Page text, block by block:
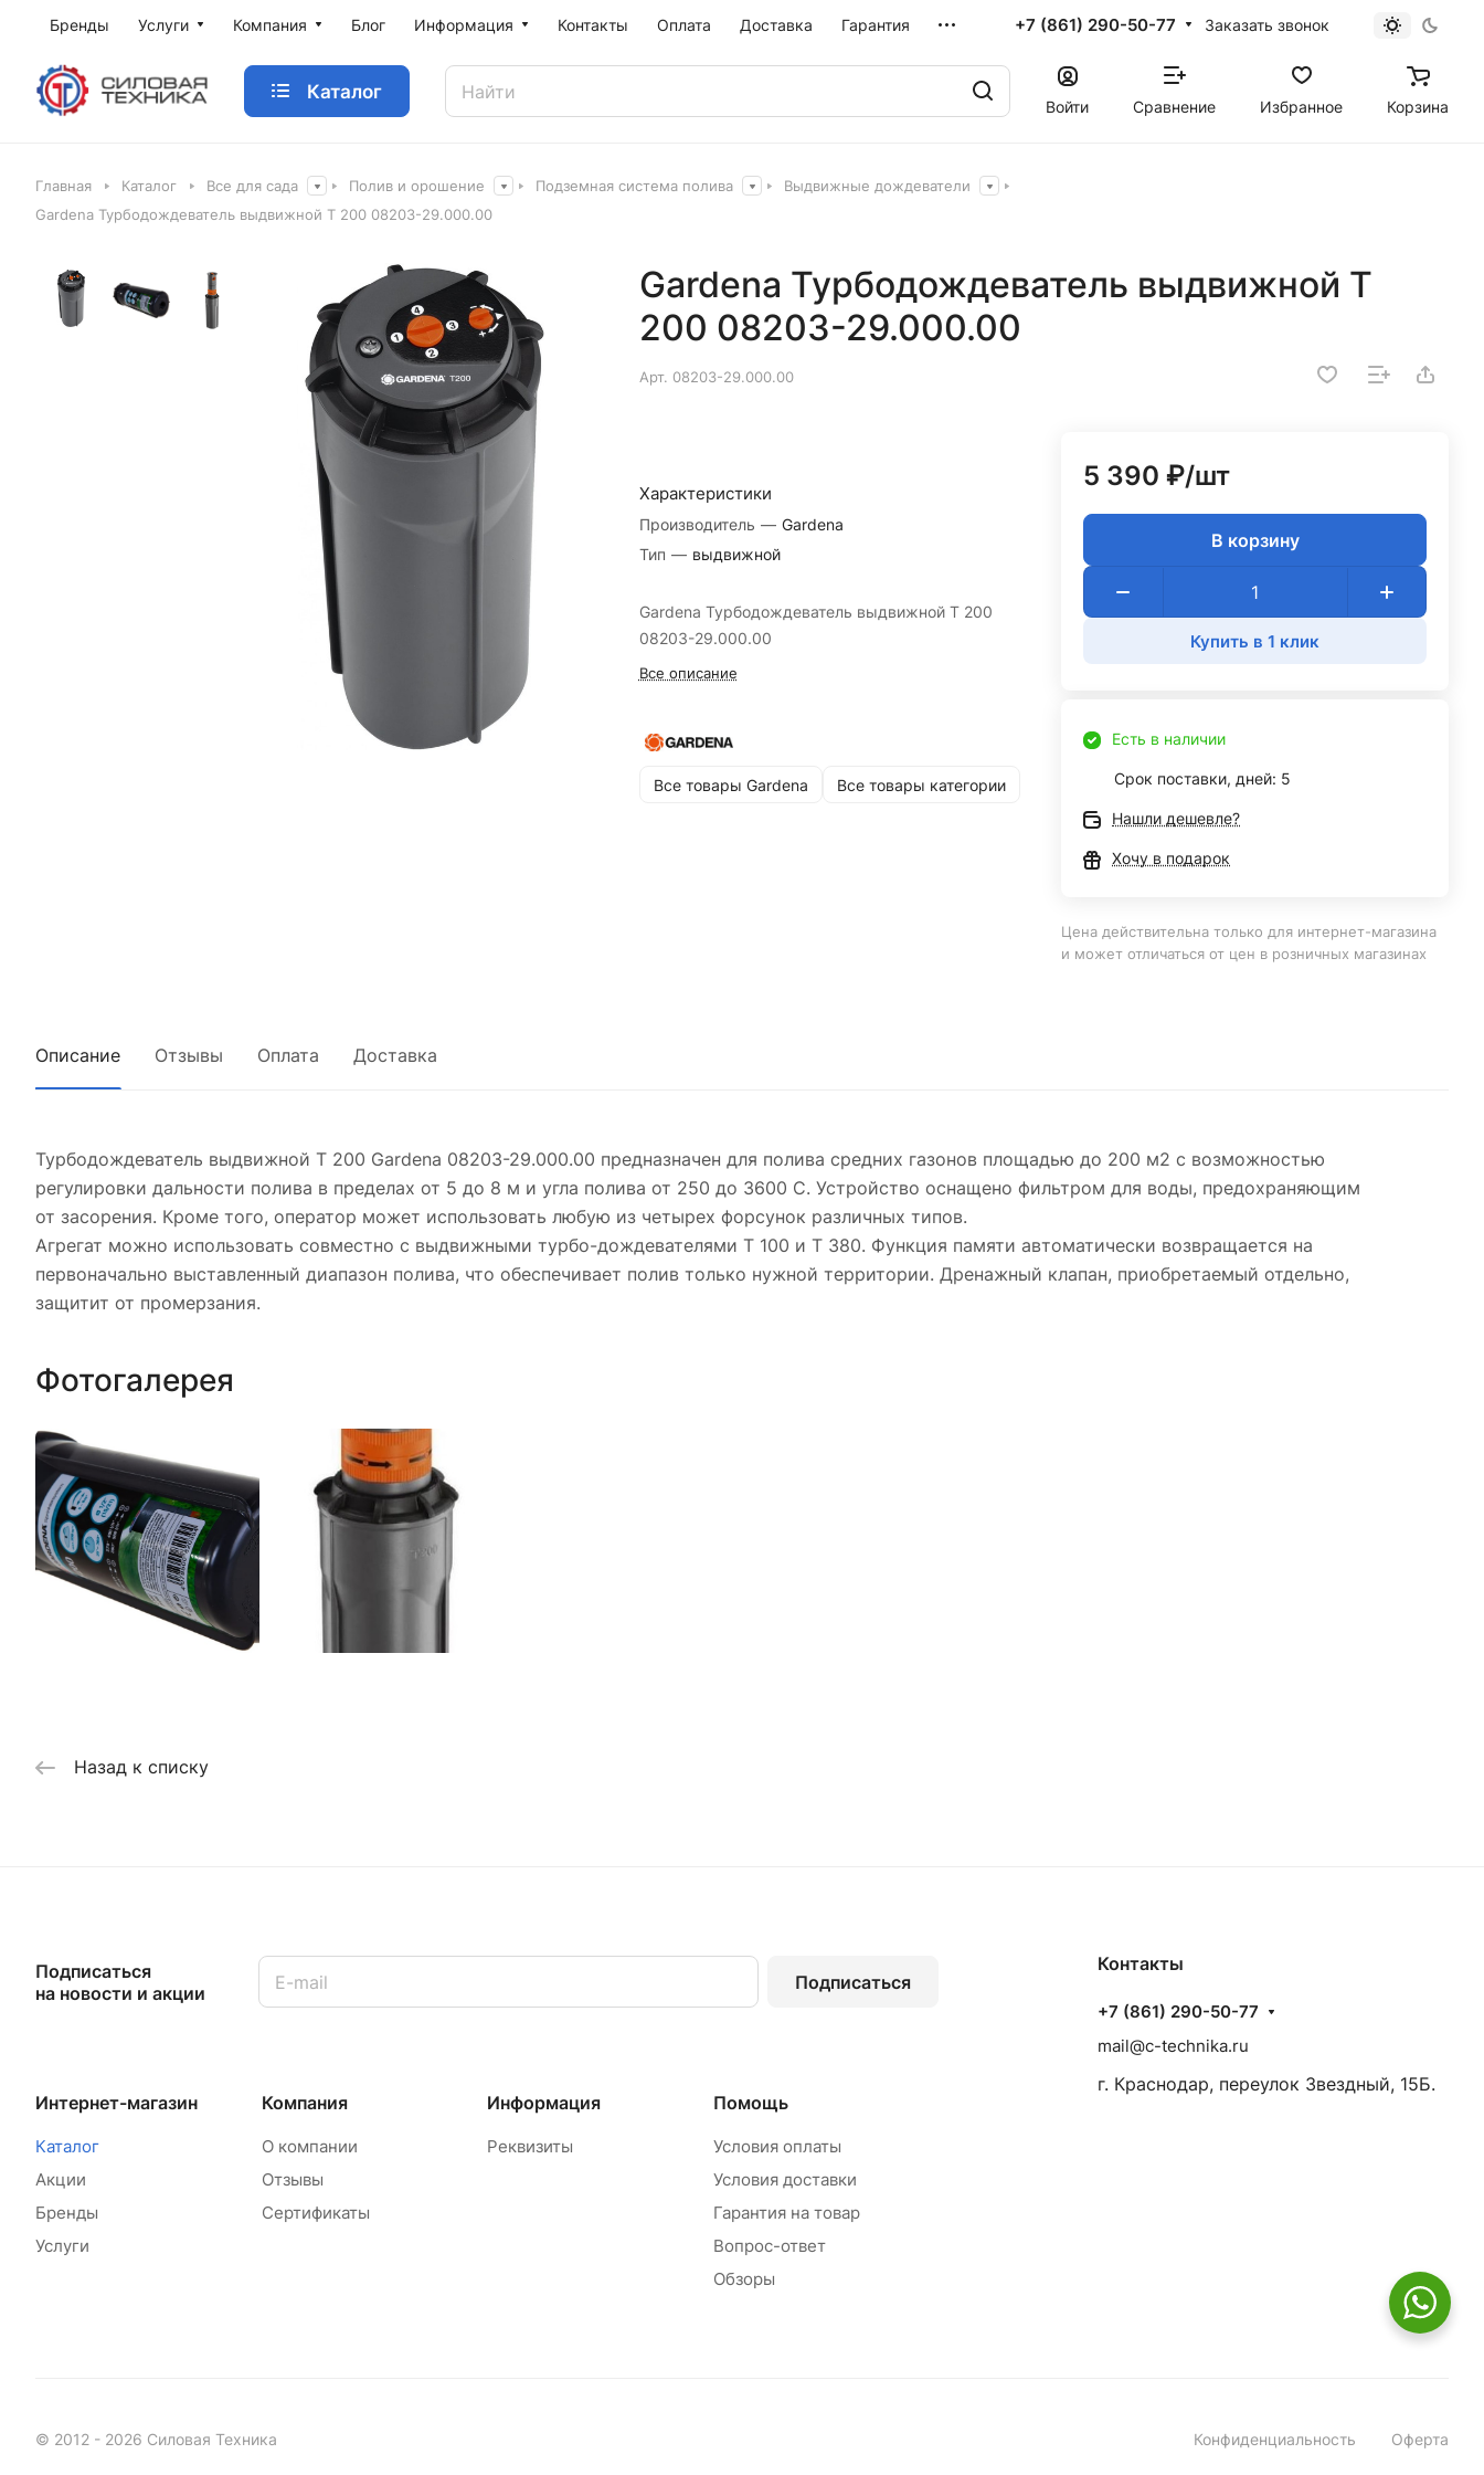
Бренды Услуги Компания Блог Информация Контакты Оплата Доставка Гарантия +7 (861) 290-50-77 Заказать звонок
Каталог
Войти Сравнение Избранное Корзина
Главная Каталог Все для сада Полив и орошение Подземная система полива
Выдвижные дождеватели
Gardena Турбодождеватель выдвижной T 200 08203-29.000.00
Gardena Турбодождеватель выдвижной T
200 08203-29.000.00
Арт. 08203-29.000.00
Характеристики
Производитель — Gardena
Тип — выдвижной
Gardena Турбодождеватель выдвижной T 200
08203-29.000.00
Все описание
Все товары Gardena Все товары категории
5 390 ₽/шт
В корзину
Купить в 1 клик
Есть в наличии
Срок поставки, дней: 5
Нашли дешевле?
Хочу в подарок
Цена действительна только для интернет-магазина
и может отличаться от цен в розничных магазинах
Описание Отзывы Оплата Доставка
Турбодождеватель выдвижной T 200 Gardena 08203-29.000.00 предназначен для полива средних газонов площадью до 200 м2 с возможностью
регулировки дальности полива в пределах от 5 до 8 м и угла полива от 250 до 3600 С. Устройство оснащено фильтром для воды, предохраняющим
от засорения. Кроме того, оператор может использовать любую из четырех форсунок различных типов.
Агрегат можно использовать совместно с выдвижными турбо-дождевателями T 100 и T 380. Функция памяти автоматически возвращается на
первоначально выставленный диапазон полива, что обеспечивает полив только нужной территории. Дренажный клапан, приобретаемый отдельно,
защитит от промерзания.
Фотогалерея
Назад к списку
Подписаться
на новости и акции
Подписаться
Интернет-магазин
Каталог
Акции
Бренды
Услуги
Компания
О компании
Отзывы
Сертификаты
Информация
Реквизиты
Помощь
Условия оплаты
Условия доставки
Гарантия на товар
Вопрос-ответ
Обзоры
Контакты
+7 (861) 290-50-77
mail@c-technika.ru
г. Краснодар, переулок Звездный, 15Б.
© 2012 - 2026 Силовая Техника Конфиденциальность Оферта